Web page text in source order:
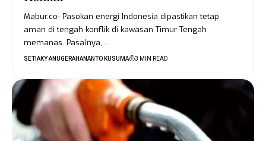
Mabur.co- Pasokan energi Indonesia dipastikan tetap
aman di tengah konflik di kawasan Timur Tengah
memanas. Pasalnya,…
SETIAKY ANUGERAHANANTO KUSUMA 3 MIN READ